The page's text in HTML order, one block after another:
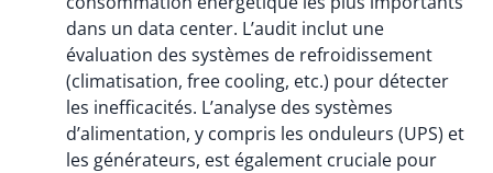
dans un data center. L’audit inclut une
évaluation des systèmes de refroidissement
(climatisation, free cooling, etc.) pour détecter
les inefficacités. L’analyse des systèmes
d’alimentation, y compris les onduleurs (UPS) et
les générateurs, est également cruciale pour